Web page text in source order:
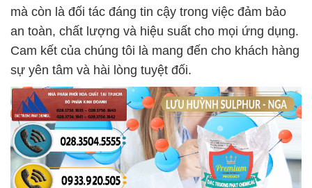
mà còn là đối tác đáng tin cậy trong việc đảm bảo
an toàn, chất lượng và hiệu suất cho mọi ứng dụng.
Cam kết của chúng tôi là mang đến cho khách hàng
sự yên tâm và hài lòng tuyệt đối.